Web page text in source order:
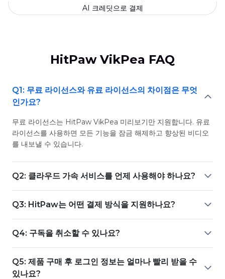
AI 크레딧으로 결제
HitPaw VikPea FAQ
Q1: 무료 라이선스와 유료 라이선스의 차이점은 무엇
인가요?
무료 라이선스는 HitPaw VikPea 미리보기만 지원합니다. 유료
라이선스를 사용하면 모든 기능을 잠금 해제하고 향상된 비디오
를 내보낼 수 있습니다.
Q2: 클라우드 가속 서비스를 언제 사용해야 하나요?
Q3: HitPaw는 어떤 결제 방식을 지원하나요?
Q4: 구독을 취소할 수 있나요?
Q5: 제품 구매 후 로그인 정보는 얼마나 빨리 받을 수
있나요?